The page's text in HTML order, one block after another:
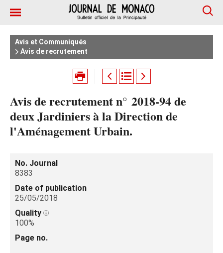
Avis et Communiqués
Avis de recrutement
Avis de recrutement n° 2018-94 de
deux Jardiniers à la Direction de
l'Aménagement Urbain.
No. Journal
8383
Date of publication
25/05/2018
Quality
100%
Page no.